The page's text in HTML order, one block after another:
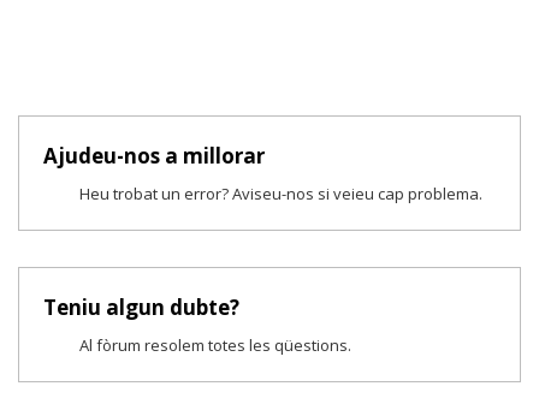
Ajudeu-nos a millorar
Heu trobat un error? Aviseu-nos si veieu cap problema.
Teniu algun dubte?
Al fòrum resolem totes les qüestions.